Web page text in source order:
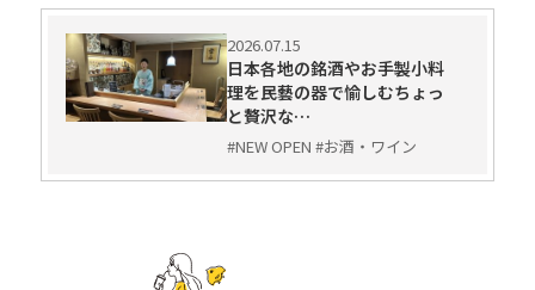
2026.07.15
日本各地の銘酒やお手製小料
理を民藝の器で愉しむちょっ
と贅沢な…
#NEW OPEN #お酒・ワイン